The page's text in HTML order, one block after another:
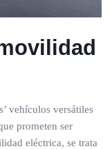
vehículos versátiles
prometen ser
eléctrica, se trata